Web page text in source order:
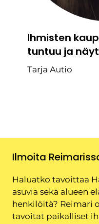
Ihmisten
tuntuu ja
Tarja Autio
Ilmoita
Haluatko tavoittaa
asuvia sekä alueen
henkilöitä? Reimari
tavoitat paikalliset